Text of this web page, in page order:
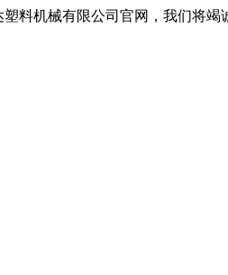
料机械有限公司官网，我们将竭